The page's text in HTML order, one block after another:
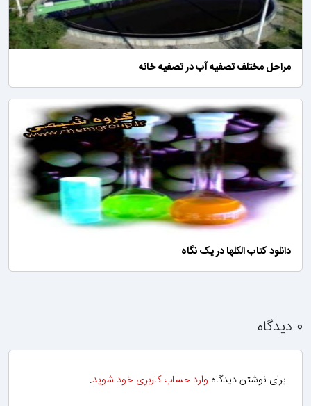
مراحل مختلف تصفیه آب در تصفیه خانه
دانلود کتاب الکلها در یک نگاه
۰ دیدگاه
برای نوشتن دیدگاه وارد حساب کاربری خود شوید.